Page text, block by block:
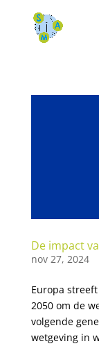
De impact
nov 27, 2024
Europa
2050 om de
volgende
wetgeving in